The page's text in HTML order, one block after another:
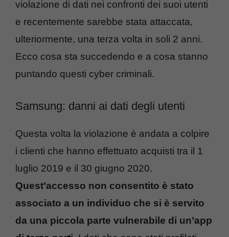
violazione di dati nei confronti dei suoi utenti
e recentemente sarebbe stata attaccata,
ulteriormente, una terza volta in soli 2 anni.
Ecco cosa sta succedendo e a cosa stanno
puntando questi cyber criminali.
Samsung: danni ai dati degli utenti
Questa volta la violazione è andata a colpire
i clienti che hanno effettuato acquisti tra il 1
luglio 2019 e il 30 giugno 2020.
Quest’accesso non consentito è stato
associato a un individuo che si è servito
da una piccola parte vulnerabile di un’app